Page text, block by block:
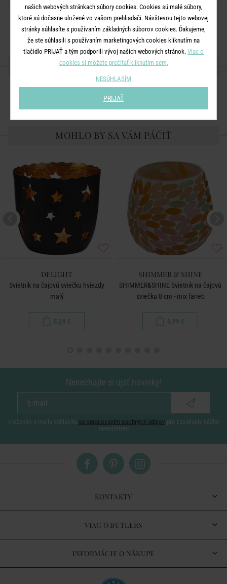
Rozmery:D 11 x Š 6 x V 12 cm
Materiál:dolomit
ZDIEĽAJTE S PRIATEĽMI
MOHLO BY SA VÁM PÁČIŤ
DELIGHT
Svietnik na čajovú sviečku hviezdy
malý
5,29 €
SHIMMER & SHINE
SHIMMER&SHINE Svietnik na čajovú
sviečku 8 cm - mix farieb
5,99 €
Nenechajte si ujsť novinky!
vložením e-mailu súhlasíte so spracovaním osobných údajov pre zasielanie nášho
newsletteru
KONTAKTY
VIAC O BUTLERS
INFORMÁCIE O NÁKUPE
našich webových stránkach súbory cookies. Cookies sú malé súbory,
ktoré sú dočasne uložené vo vašom prehliadači. Návštevou tejto webovej
stránky súhlasíte s používaním základných súborov cookies. Ďakujeme,
že ste súhlasili s používaním marketingových cookies kliknutím na
tlačidlo PRIJAŤ a tým podporili vývoj našich webových stránok. Viac o
cookies si môžete prečítať kliknutím sem.
NESÚHLASÍM
PRIJAŤ